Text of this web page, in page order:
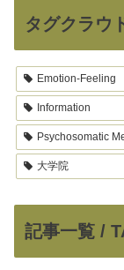
タグクラウ
Emotion-Feeling
Information
Psychosomatic
大学院
記事一覧 /